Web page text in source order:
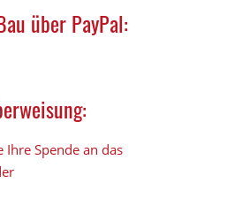
über PayPal:
Ihre Spende an das